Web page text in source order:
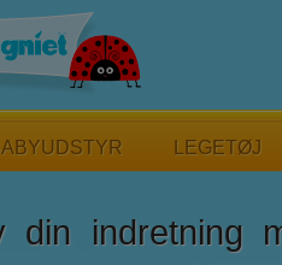
LEGETØJ
din indretning